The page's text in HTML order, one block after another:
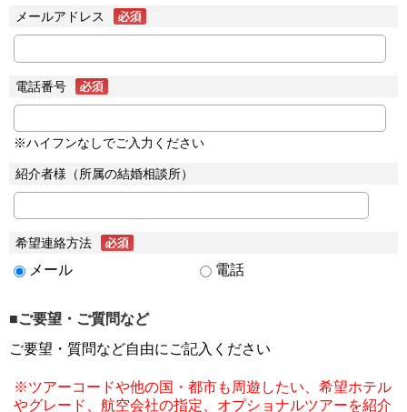
メールアドレス
電話番号
※ハイフンなしでご入力ください
紹介者様（所属の結婚相談所）
希望連絡方法
メール 電話
■ご要望・ご質問など
ご要望・質問など自由にご記入ください
※ツアーコードや他の国・都市も周遊したい、希望ホテル
やグレード、航空会社の指定、オプショナルツアーを紹介